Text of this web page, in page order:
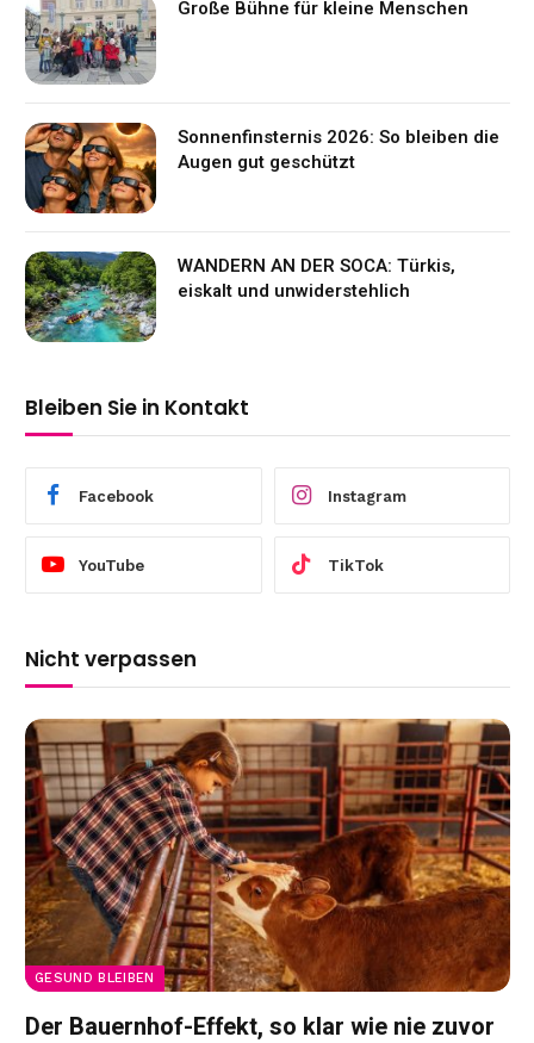
Große Bühne für kleine Menschen
Sonnenfinsternis 2026: So bleiben die
Augen gut geschützt
WANDERN AN DER SOCA: Türkis,
eiskalt und unwiderstehlich
Bleiben Sie in Kontakt
Facebook Instagram
YouTube TikTok
Nicht verpassen
GESUND BLEIBEN
Der Bauernhof-Effekt, so klar wie nie zuvor